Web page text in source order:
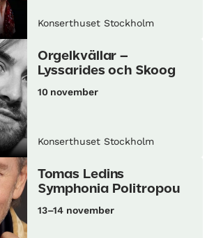
Konserthuset Stockholm
Orgelkvällar –
Lyssarides och Skoog
10 november
Konserthuset Stockholm
Tomas Ledins
Symphonia Politropou
13–14 november